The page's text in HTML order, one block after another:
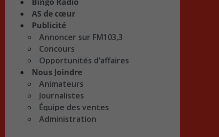
AS de cœur
Publicité
Annoncer sur FM103,3
Concours
Opportunités d’affaires
Nous Joindre
Animateurs
Journalistes
Équipe des ventes
Administration